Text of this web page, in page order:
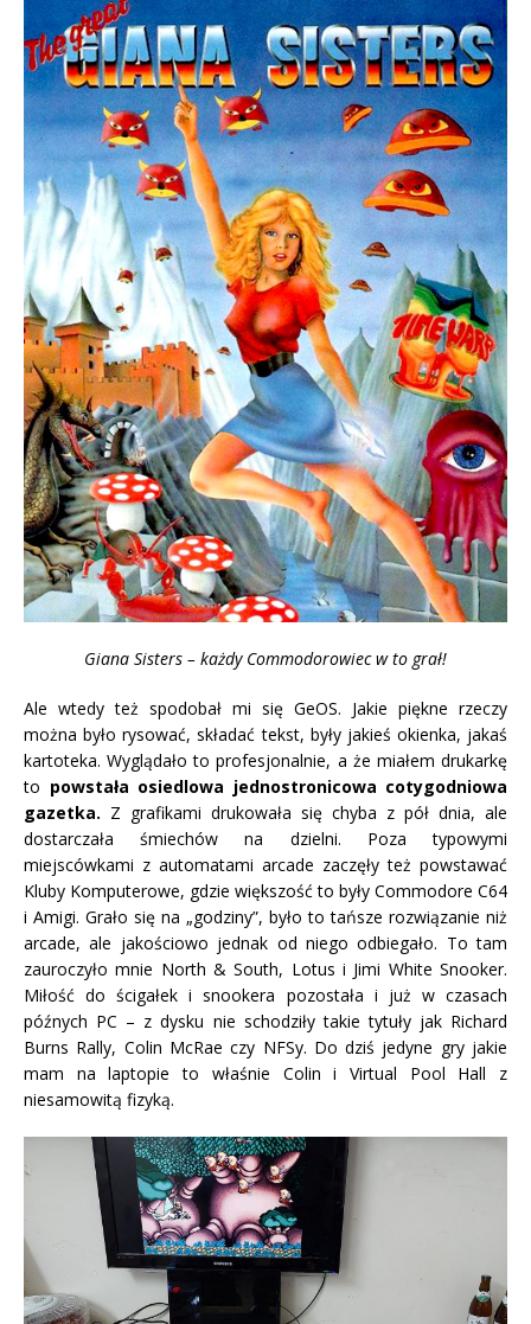
Giana Sisters – każdy Commodorowiec w to grał!
Ale wtedy też spodobał mi się GeOS. Jakie piękne rzeczy
można było rysować, składać tekst, były jakieś okienka, jakaś
kartoteka. Wyglądało to profesjonalnie, a że miałem drukarkę
to powstała osiedlowa jednostronicowa cotygodniowa
gazetka. Z grafikami drukowała się chyba z pół dnia, ale
dostarczała śmiechów na dzielni. Poza typowymi
miejscówkami z automatami arcade zaczęły też powstawać
Kluby Komputerowe, gdzie większość to były Commodore C64
i Amigi. Grało się na „godziny”, było to tańsze rozwiązanie niż
arcade, ale jakościowo jednak od niego odbiegało. To tam
zauroczyło mnie North & South, Lotus i Jimi White Snooker.
Miłość do ścigałek i snookera pozostała i już w czasach
późnych PC – z dysku nie schodziły takie tytuły jak Richard
Burns Rally, Colin McRae czy NFSy. Do dziś jedyne gry jakie
mam na laptopie to właśnie Colin i Virtual Pool Hall z
niesamowitą fizyką.